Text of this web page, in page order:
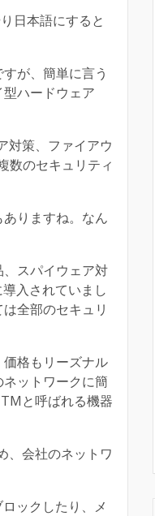
日本語にすると
が、簡単に言う
ハードウェア
対策、ファイアウ
数のセキュリティ
りますね。なん
スパイウェア対
入されていまし
全部のセキュリ
格もリーズナル
ットワークに簡
と呼ばれる機器
、会社のネットワ
ックしたり、メ